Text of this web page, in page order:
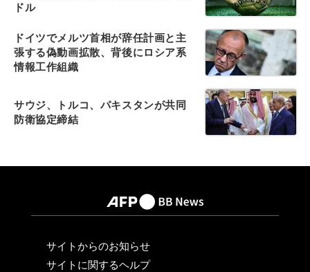
ドル
ドイツでメルツ首相が辞任計画と主
張する偽動画拡散、背後にロシア系
情報工作組織
サウジ、トルコ、パキスタンが共同
防衛協定締結
サイトからのお知らせ
サイトに関するヘルプ